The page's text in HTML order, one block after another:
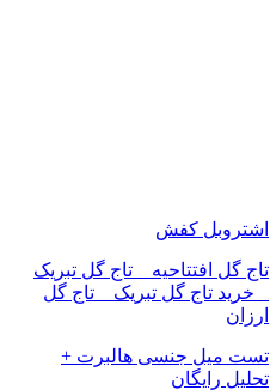
اشتروبل کفش
تاج گل افتتاحیه _ تاج گل تبریک
_ خرید تاج گل تبریک _ تاج گل
ارزان
تست میل جنسی هالبرت +
تحلیل رایگان